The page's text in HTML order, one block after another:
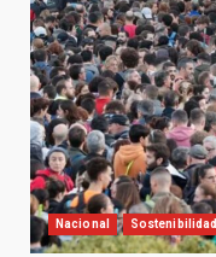
Nacional Sostenibilidad